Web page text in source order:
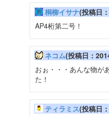
桐柳イサナ(投稿日
AP4桁第二号！
ネコム(投稿日：
おぉ・・・あんな物が
た！
ティラミス(投稿日